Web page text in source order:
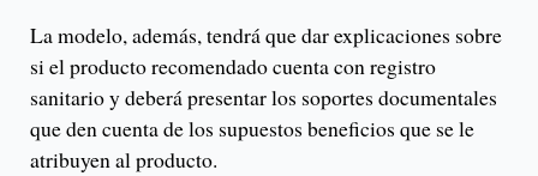
La modelo, además, tendrá que dar explicaciones sobre
si el producto recomendado cuenta con registro
sanitario y deberá presentar los soportes documentales
que den cuenta de los supuestos beneficios que se le
atribuyen al producto.